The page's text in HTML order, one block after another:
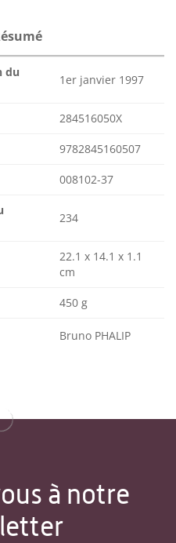
du
1er janvier 1997
284516050X
9782845160507
008102-37
234
22.1 x 14.1 x 1.1
cm
450 g
Bruno PHALIP
à notre